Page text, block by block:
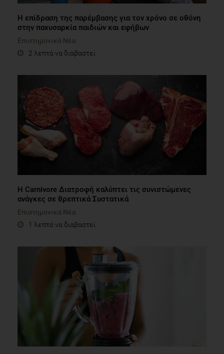
Η επίδραση της παρέμβασης για τον χρόνο σε οθόνη
στην παχυσαρκία παιδιών και εφήβων
Επιστημονικά Νέα
2 λεπτά να διαβαστεί
Η Carnivore Διατροφή καλύπτει τις συνιστώμενες
ανάγκες σε θρεπτικά Συστατικά
Επιστημονικά Νέα
1 λεπτό να διαβαστεί